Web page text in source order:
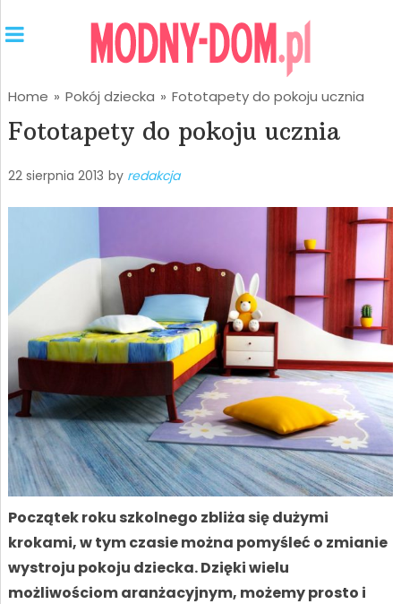
Home » Pokój dziecka » Fototapety do pokoju ucznia
Fototapety do pokoju ucznia
22 sierpnia 2013 by redakcja
Początek roku szkolnego zbliża się dużymi
krokami, w tym czasie można pomyśleć o zmianie
wystroju pokoju dziecka. Dzięki wielu
możliwościom aranżacyjnym, możemy prosto i